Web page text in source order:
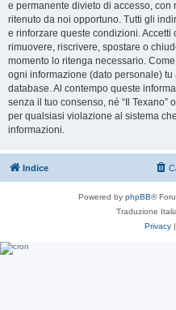
e permanente divieto di accesso, con
ritenuto da noi opportuno. Tutti gli
e rinforzare queste condizioni. Accetti
rimuovere, riscrivere, spostare o
momento lo ritenga necessario.
ogni informazione (dato personale)
database. Al contempo queste
senza il tuo consenso, né “Il
per qualsiasi violazione al sistema
informazioni.
Indice
Powered by phpBB®
Traduzione
Privacy |